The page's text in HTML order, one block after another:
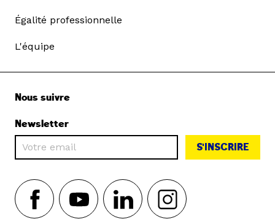
Égalité professionnelle
L'équipe
Nous suivre
Newsletter
S'INSCRIRE